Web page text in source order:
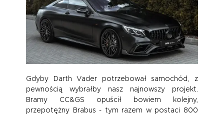
Gdyby Darth Vader potrzebował samochód, z
pewnością wybrałby nasz najnowszy projekt.
Bramy CC&GS opuścił bowiem kolejny,
przepotężny Brabus - tym razem w postaci 800